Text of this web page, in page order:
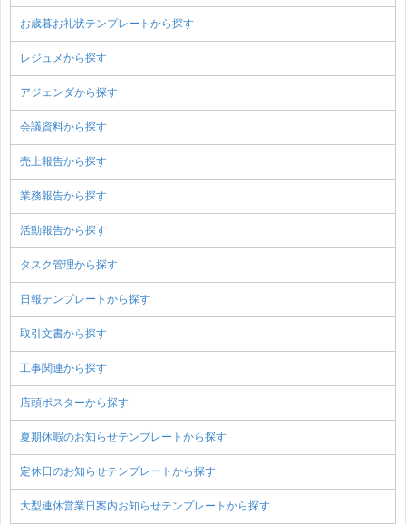
お歳暮お礼状テンプレートから探す
レジュメから探す
アジェンダから探す
会議資料から探す
売上報告から探す
業務報告から探す
活動報告から探す
タスク管理から探す
日報テンプレートから探す
取引文書から探す
工事関連から探す
店頭ポスターから探す
夏期休暇のお知らせテンプレートから探す
定休日のお知らせテンプレートから探す
大型連休営業日案内お知らせテンプレートから探す